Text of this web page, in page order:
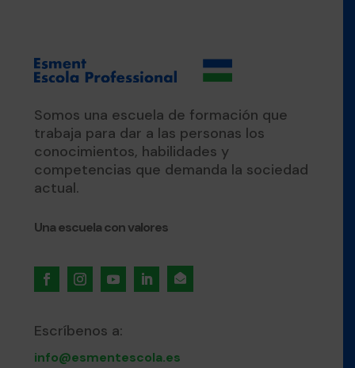
Somos una escuela de formación que
trabaja para dar a las personas los
conocimientos, habilidades y
competencias que demanda la sociedad
actual.
Una escuela con valores

Escríbenos a:
info@esmentescola.es